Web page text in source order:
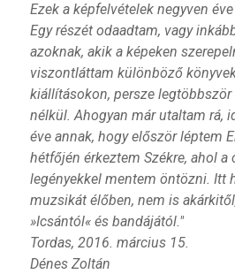
Ezek a képfelvételek negyven
Egy részét odaadtam, vagy
azoknak, akik a képeken
viszontláttam különböző
kiállításokon, persze
nélkül. Ahogyan már utaltam rá,
éve annak, hogy először léptem
hétfőjén érkeztem Székre, ahol a
legényekkel mentem öntözni. Itt
muzsikát élőben, nem is
»Icsántól« és bandájától."
Tordas, 2016. március 15.
Dénes Zoltán